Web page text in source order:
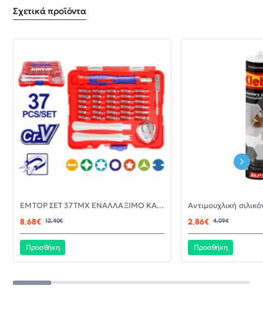
Σχετικά προϊόντα
-30%EMTOP ΣΕΤ 37ΤΜΧ ΕΝΑΛΛΑΞΙΜΟ ΚΑΤΣΑΒΙΔΙ ΜΕ ΜΥΤΕΣ EBST03702
8,68€
12,40€
Προσθήκη
2,86€ 4,09€
Προσθήκη